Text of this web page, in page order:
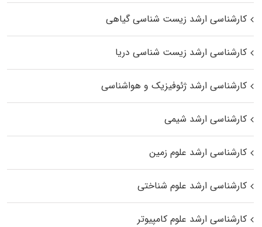
کارشناسی ارشد زیست‌ شناسی گیاهی
کارشناسی ارشد زیست‌ شناسی دریا
کارشناسی ارشد ژئوفیزیک و هواشناسی
کارشناسی ارشد شیمی
کارشناسی ارشد علوم زمین
کارشناسی ارشد علوم شناختی
کارشناسی ارشد علوم کامپیوتر